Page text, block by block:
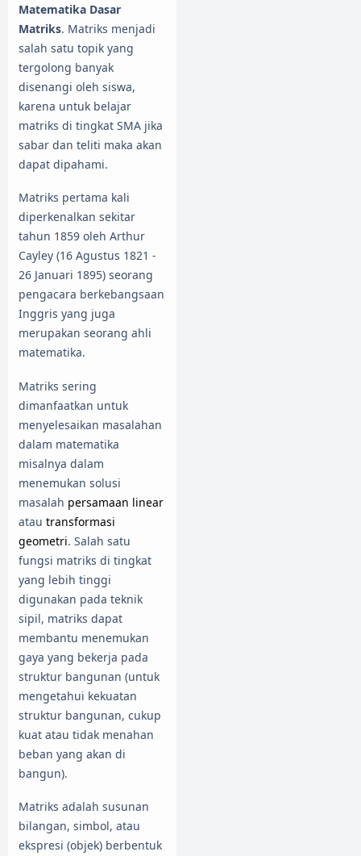
Matematika Dasar
Matriks. Matriks menjadi
salah satu topik yang
tergolong banyak
disenangi oleh siswa,
karena untuk belajar
matriks di tingkat SMA jika
sabar dan teliti maka akan
dapat dipahami.
Matriks pertama kali
diperkenalkan sekitar
tahun 1859 oleh Arthur
Cayley (16 Agustus 1821 -
26 Januari 1895) seorang
pengacara berkebangsaan
Inggris yang juga
merupakan seorang ahli
matematika.
Matriks sering
dimanfaatkan untuk
menyelesaikan masalahan
dalam matematika
misalnya dalam
menemukan solusi
masalah persamaan linear
atau transformasi
geometri. Salah satu
fungsi matriks di tingkat
yang lebih tinggi
digunakan pada teknik
sipil, matriks dapat
membantu menemukan
gaya yang bekerja pada
struktur bangunan (untuk
mengetahui kekuatan
struktur bangunan, cukup
kuat atau tidak menahan
beban yang akan di
bangun).
Matriks adalah susunan
bilangan, simbol, atau
ekspresi (objek) berbentuk